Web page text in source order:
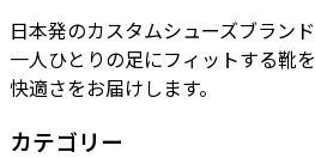
日本発のカスタムシューズブラン
一人ひとりの足にフィットする靴
快適さをお届けします。
カテゴリー